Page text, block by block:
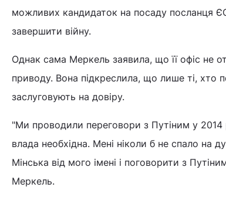
можливих кандидаток на посаду посланця
завершити війну.
Однак сама Меркель заявила, що її офіс не
приводу. Вона підкреслила, що лише ті, хто
заслуговують на довіру.
"Ми проводили переговори з Путіним у
влада необхідна. Мені ніколи б не спало на
Мінська від мого імені і поговорити з
Меркель.